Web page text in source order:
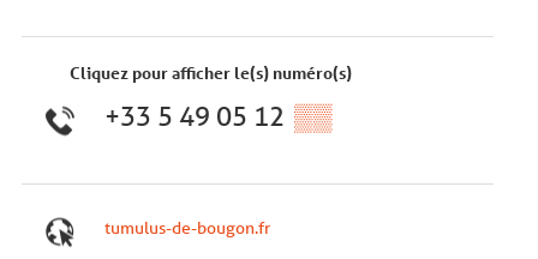
Cliquez pour afficher le(s) numéro(s)
+33 5 49 05 12 ▒▒
tumulus-de-bougon.fr